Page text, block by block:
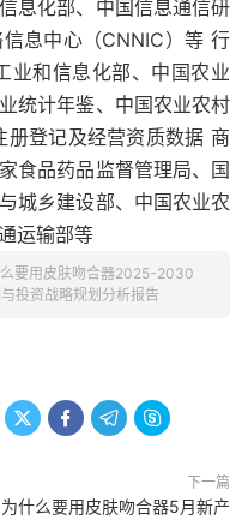
息化部、中国信息通信研
息中心（CNNIC）等 行
业和信息化部、中国农业
统计年鉴、中国农业农村
登记及经营资质数据 商
食品药品监督管理局、国
城乡建设部、中国农业农
运输部等
要用皮肤吻合器2025-2030
投资战略规划分析报告
   
下一篇
为什么要用皮肤吻合器5月新产